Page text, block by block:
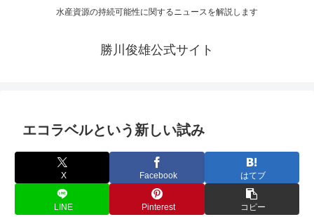
水産資源の持続可能性に関するニュースを解説します
勝川俊雄公式サイト
エコラベルという新しい試み
X Facebook はてブ
LINE Pinterest コピー